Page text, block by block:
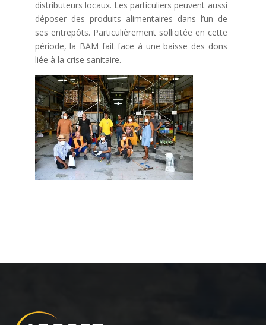
distributeurs locaux. Les particuliers peuvent aussi
déposer des produits alimentaires dans l’un de
ses entrepôts. Particulièrement sollicitée en cette
période, la BAM fait face à une baisse des dons
liée à la crise sanitaire.